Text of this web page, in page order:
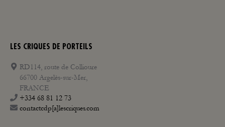
LES CRIQUES DE PORTEILS
RD114, route de Collioure
66700 Argelès-sur-Mer,
FRANCE
+334 68 81 12 73
contactcdp[a]lescriques.com